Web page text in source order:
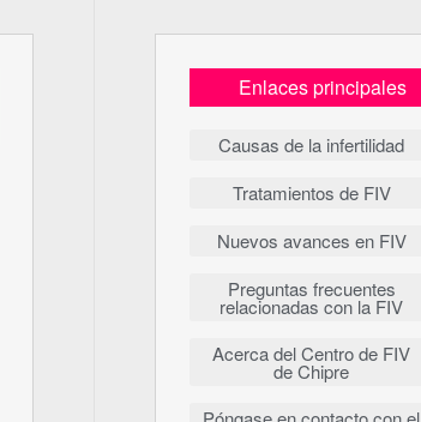
Enlaces principales
Causas de la infertilidad
Tratamientos de FIV
Nuevos avances en FIV
Preguntas frecuentes
relacionadas con la FIV
Acerca del Centro de FIV
de Chipre